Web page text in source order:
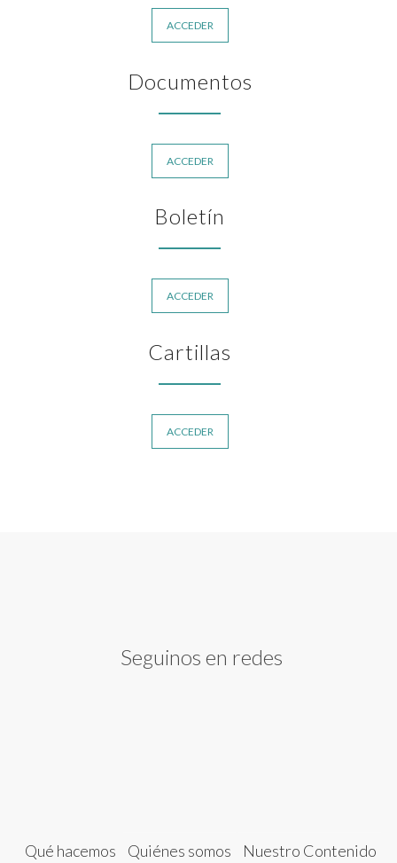
ACCEDER
Documentos
ACCEDER
Boletín
ACCEDER
Cartillas
ACCEDER
Seguinos en redes
Qué hacemos Quiénes somos Nuestro Contenido